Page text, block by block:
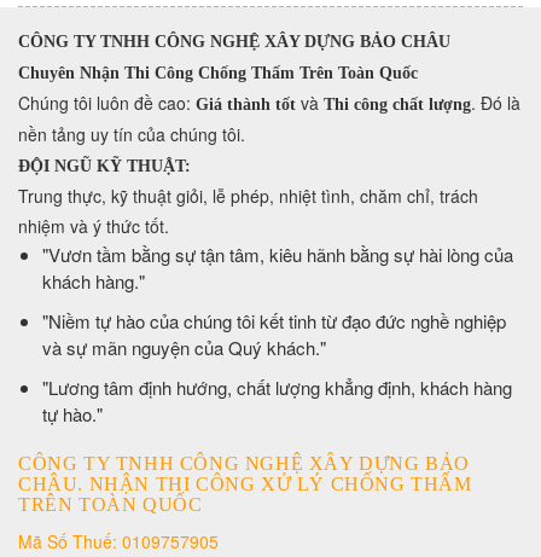
CÔNG TY TNHH CÔNG NGHỆ XÂY DỰNG BẢO CHÂU
Chuyên Nhận Thi Công Chống Thấm Trên Toàn Quốc
​Chúng tôi luôn đề cao: Giá thành tốt và Thi công chất lượng. Đó là
nền tảng uy tín của chúng tôi.
ĐỘI NGŨ KỸ THUẬT:
Trung thực, kỹ thuật giỏi, lễ phép, nhiệt tình, chăm chỉ, trách
nhiệm và ý thức tốt.
​"Vươn tầm bằng sự tận tâm, kiêu hãnh bằng sự hài lòng của
khách hàng."
​"Niềm tự hào của chúng tôi kết tinh từ đạo đức nghề nghiệp
và sự mãn nguyện của Quý khách."
​"Lương tâm định hướng, chất lượng khẳng định, khách hàng
tự hào."
CÔNG TY TNHH CÔNG NGHỆ XÂY DỰNG BẢO
CHÂU. NHẬN THI CÔNG XỬ LÝ CHỐNG THẤM
TRÊN TOÀN QUỐC
Mã Số Thuế: 0109757905